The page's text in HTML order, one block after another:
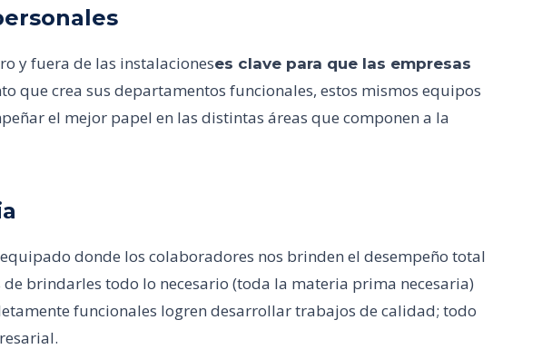
y fuera de las instalacioneses clave para que las empresas
que crea sus departamentos funcionales, estos mismos equipos
el mejor papel en las distintas áreas que componen a la
donde los colaboradores nos brinden el desempeño total
brindarles todo lo necesario (toda la materia prima necesaria)
funcionales logren desarrollar trabajos de calidad; todo